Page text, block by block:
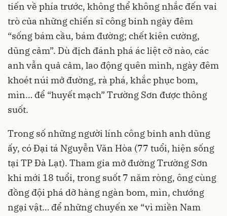
tiến về phía trước, không thể không nhắc đến vai
trò của những chiến sĩ công binh ngày đêm
“sống bám cầu, bám đường; chết kiên cường,
dũng cảm”. Dù địch đánh phá ác liệt cỡ nào, các
anh vẫn quả cảm, lao động quên mình, ngày đêm
khoét núi mở đường, rà phá, khắc phục bom,
mìn… để “huyết mạch” Trường Sơn được thông
suốt.
Trong số những người lính công binh anh dũng
ấy, có Đại tá Nguyễn Văn Hòa (77 tuổi, hiện sống
tại TP Đà Lạt). Tham gia mở đường Trường Sơn
khi mới 18 tuổi, trong suốt 7 năm ròng, ông cùng
đồng đội phá dỡ hàng ngàn bom, mìn, chướng
ngại vật… để những chuyến xe “vì miền Nam